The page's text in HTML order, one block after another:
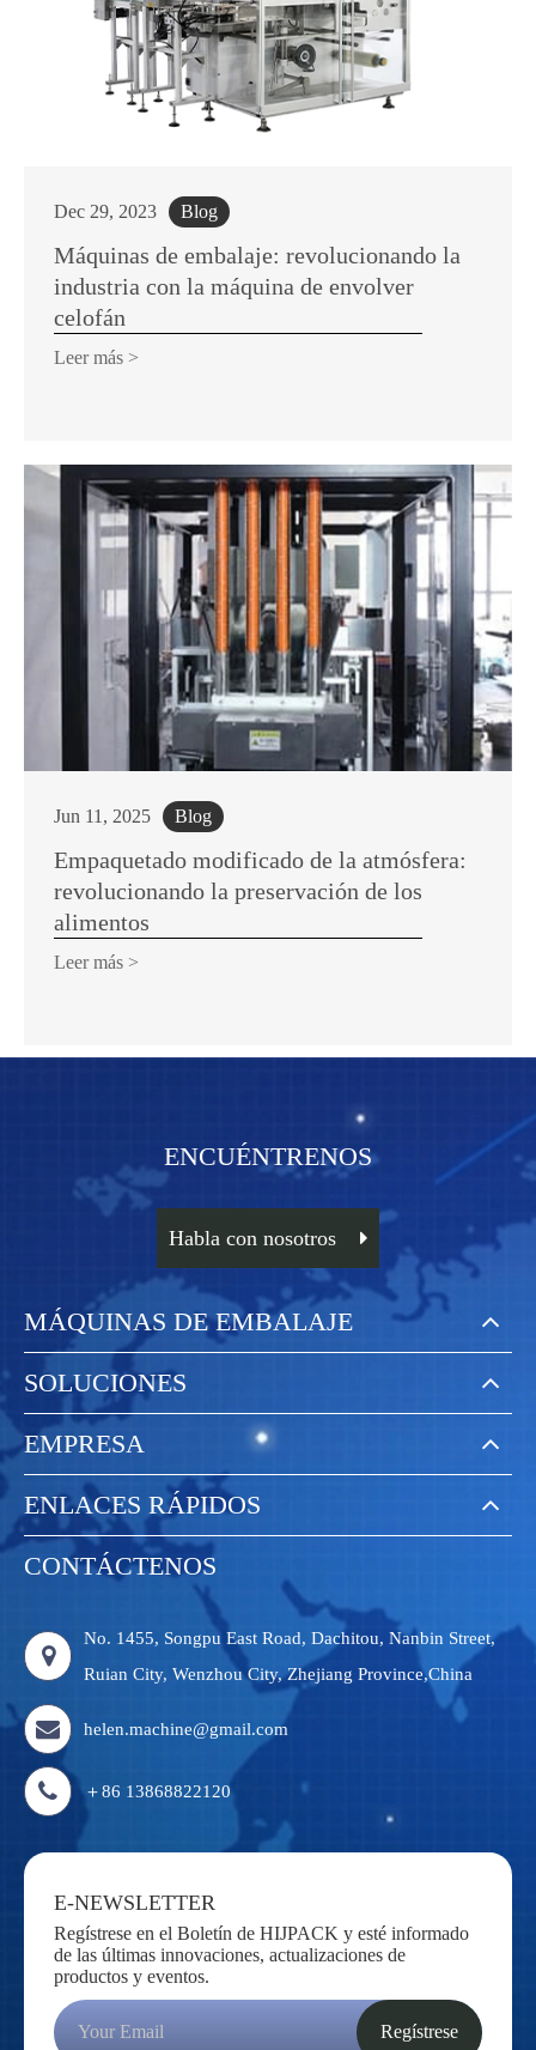
Dec 29, 2023 Blog
Máquinas de embalaje: revolucionando la
industria con la máquina de envolver
celofán
Leer más >
Jun 11, 2025 Blog
Empaquetado modificado de la atmósfera:
revolucionando la preservación de los
alimentos
Leer más >
ENCUÉNTRENOS
Habla con nosotros
MÁQUINAS DE EMBALAJE
SOLUCIONES
EMPRESA
ENLACES RÁPIDOS
CONTÁCTENOS
No. 1455, Songpu East Road, Dachitou, Nanbin Street,
Ruian City, Wenzhou City, Zhejiang Province,China
helen.machine@gmail.com
＋86 13868822120
E-NEWSLETTER
Regístrese en el Boletín de HIJPACK y esté informado
de las últimas innovaciones, actualizaciones de
productos y eventos.
Regístrese